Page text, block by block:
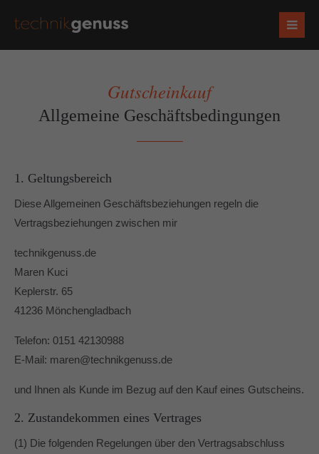
Gutscheinkauf
Allgemeine Geschäftsbedingungen
1. Geltungsbereich
Diese Allgemeinen Geschäftsbeziehungen regeln die
Vertragsbeziehungen zwischen mir
technikgenuss.de
Maren Kuci
Keplerstr. 65
41236 Mönchengladbach
Telefon: 0151 42130988
E-Mail: maren@technikgenuss.de
und Ihnen als Kunde im Bezug auf den Kauf eines Gutscheins.
2. Zustandekommen eines Vertrages
(1) Die folgenden Regelungen über den Vertragsabschluss